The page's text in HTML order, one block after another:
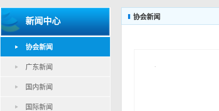
新闻中心
协会新闻
广东新闻
国内新闻
国际新闻
协会新闻